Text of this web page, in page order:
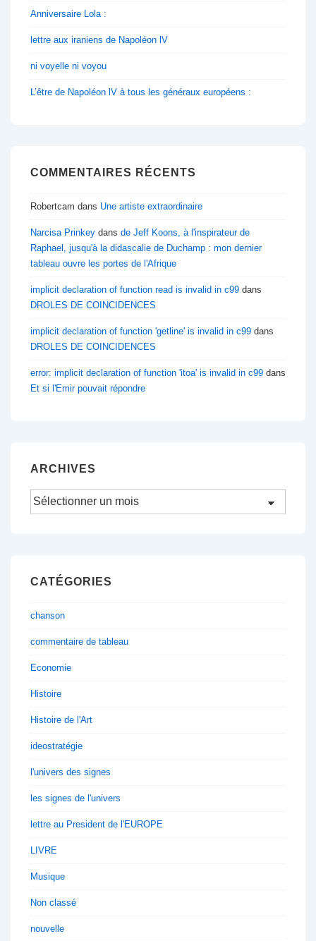
Anniversaire Lola :
lettre aux iraniens de Napoléon lV
ni voyelle ni voyou
L’être de Napoléon lV à tous les généraux européens :
COMMENTAIRES RÉCENTS
Robertcam dans Une artiste extraordinaire
Narcisa Prinkey dans de Jeff Koons, à l'inspirateur de
Raphael, jusqu'à la didascalie de Duchamp : mon dernier
tableau ouvre les portes de l'Afrique
implicit declaration of function read is invalid in c99 dans
DROLES DE COINCIDENCES
implicit declaration of function 'getline' is invalid in c99 dans
DROLES DE COINCIDENCES
error: implicit declaration of function 'itoa' is invalid in c99 dans
Et si l'Emir pouvait répondre
ARCHIVES
Archives
CATÉGORIES
chanson
commentaire de tableau
Economie
Histoire
Histoire de l'Art
ideostratégie
l'univers des signes
les signes de l'univers
lettre au President de l'EUROPE
LIVRE
Musique
Non classé
nouvelle